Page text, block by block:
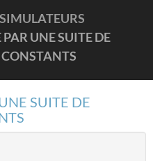
SIMULATEURS
UNE SUITE DE
SUITE DE